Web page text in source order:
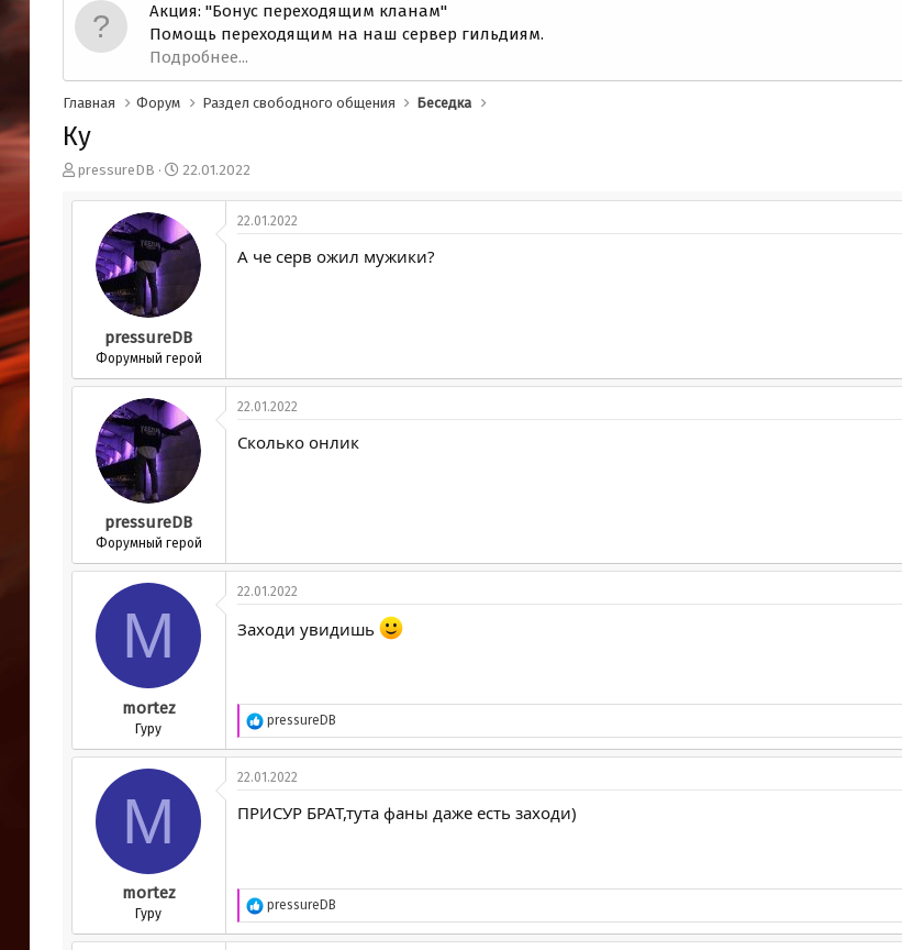
Акция: "Бонус переходящим кланам"
Помощь переходящим на наш сервер гильдиям.
Подробнее...
Главная Форум Раздел свободного общения Беседка
Ку
А
pressureDB
Д
а
н
а
л
а
22.01.2022
pressureDB
Форумный герой
22.01.2022
А че серв ожил мужики?
pressureDB
Форумный герой
22.01.2022
Сколько онлик
M
mortez
Гуру
22.01.2022
Заходи увидишь
Р
е
а
к
ц
и
и
pressureDB
M
mortez
Гуру
22.01.2022
ПРИСУР БРАТ,тута фаны даже есть заходи)
Р
е
а
pressureDB